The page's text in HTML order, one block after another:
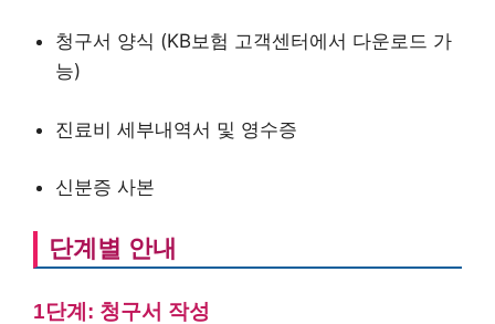
청구서 양식 (KB보험 고객센터에서 다운로드 가
능)
진료비 세부내역서 및 영수증
신분증 사본
단계별 안내
1단계: 청구서 작성